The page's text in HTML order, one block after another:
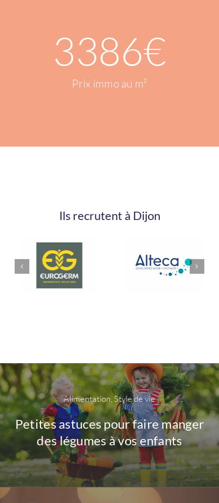
3386€
Prix immo au m²
Ils recrutent à Dijon
Alimentation Style de vie
Petites astuces pour faire manger
des légumes à vos enfants